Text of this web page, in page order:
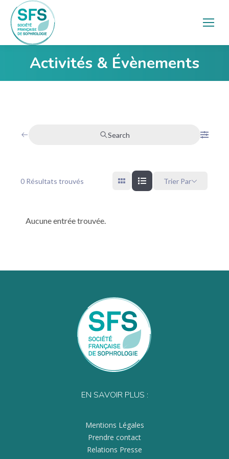
Activités & Évènements
Vous êtes ici :
Search
0 Résultats trouvés Trier Par
Aucune entrée trouvée.
EN SAVOIR PLUS :
Mentions Légales
Prendre contact
Relations Presse